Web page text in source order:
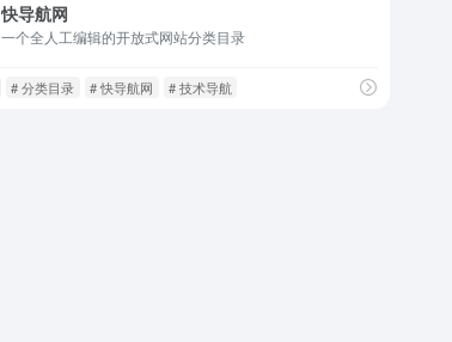
快导航网
一个全人工编辑的开放式网站分类目录
# 分类目录 # 快导航网 # 技术导航